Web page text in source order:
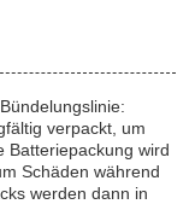
verpackt, um
Batteriepackung wird
Schäden während
werden dann in